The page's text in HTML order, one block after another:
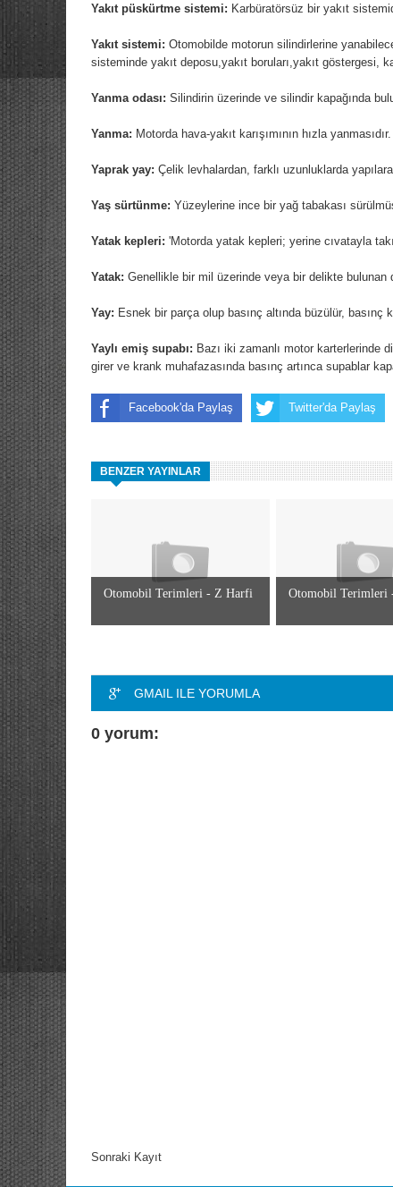
Yakıt püskürtme sistemi: Karbüratörsüz bir yakıt
Yakıt sistemi: Otomobilde motorun silindirlerine
sisteminde yakıt deposu,yakıt boruları,yakıt göstergesi,
Yanma odası: Silindirin üzerinde ve silindir kapağında
Yanma: Motorda hava-yakıt karışımının hızla yanmasıdır.
Yaprak yay: Çelik levhalardan, farklı uzunluklarda
Yaş sürtünme: Yüzeylerine ince bir yağ tabakası
Yatak kepleri: 'Motorda yatak kepleri; yerine cıvatayla
Yatak: Genellikle bir mil üzerinde veya bir delikte
Yay: Esnek bir parça olup basınç altında büzülür, basınç
Yaylı emiş supabı: Bazı iki zamanlı motor karterlerinde
girer ve krank muhafazasında basınç artınca supablar
Facebook'da Paylaş Twitter'da Paylaş
BENZER YAYINLAR
Otomobil Terimleri - Z Harfi Otomobil Terimleri
GMAIL ILE YORUMLA
0 yorum:
Sonraki Kayıt